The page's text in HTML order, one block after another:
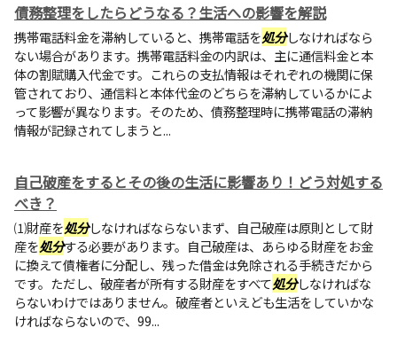
債務整理をしたらどうなる？生活への影響を解説
携帯電話料金を滞納していると、携帯電話を処分しなければなら
ない場合があります。携帯電話料金の内訳は、主に通信料金と本
体の割賦購入代金です。これらの支払情報はそれぞれの機関に保
管されており、通信料と本体代金のどちらを滞納しているかによ
って影響が異なります。そのため、債務整理時に携帯電話の滞納
情報が記録されてしまうと...
自己破産をするとその後の生活に影響あり！どう対処する
べき？
⑴財産を処分しなければならないまず、自己破産は原則として財
産を処分する必要があります。自己破産は、あらゆる財産をお金
に換えて債権者に分配し、残った借金は免除される手続きだから
です。ただし、破産者が所有する財産をすべて処分しなければな
らないわけではありません。破産者といえども生活をしていかな
ければならないので、99...